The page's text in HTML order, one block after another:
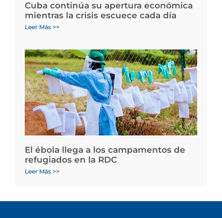
Cuba continúa su apertura económica
mientras la crisis escuece cada día
Leer Más >>
El ébola llega a los campamentos de
refugiados en la RDC
Leer Más >>